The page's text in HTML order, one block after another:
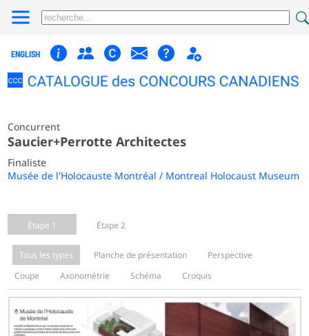
ENGLISH
Concurrent
Saucier+Perrotte Architectes
Finaliste
Musée de l'Holocauste Montréal / Montreal Holocaust Museum
Étape 1 Étape 2
Tous les types Planche de présentation
Perspective
Coupe
Axonométrie Schéma Croquis